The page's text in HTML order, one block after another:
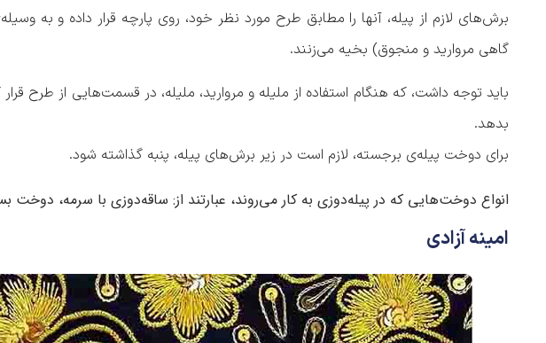
برش‌های لازم از پیله، آنها را مطابق طرح مورد نظر خود، روی پارچه قرار داده و به
گاهی مروارید و منجوق) بخیه می‌زنند.
باید توجه داشت، که هنگام استفاده از ملیله و مروارید، ملیله، در قسمت‌هایی از طرح
بدهد.
برای دوخت پیله‌ی برجسته، لازم است در زیر برش‌های پیله، پنبه گذاشته شود.
انواع دوخت‌هایی که در پیله‌دوزی به کار می‌روند، عبارتند از: ساقه‌دوزی با سرمه، دوخت
امینه آزادی